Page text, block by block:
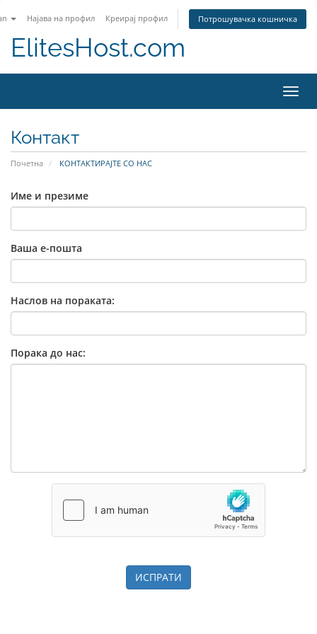
Најава на профил Креирај профил Потрошувачка кошничка
ElitesHost.com
ја
Контакт
Почетна КОНТАКТИРАЈТЕ СО НАС
Име и презиме
Ваша е-пошта
Наслов на пораката:
Порака до нас:
ИСПРАТИ